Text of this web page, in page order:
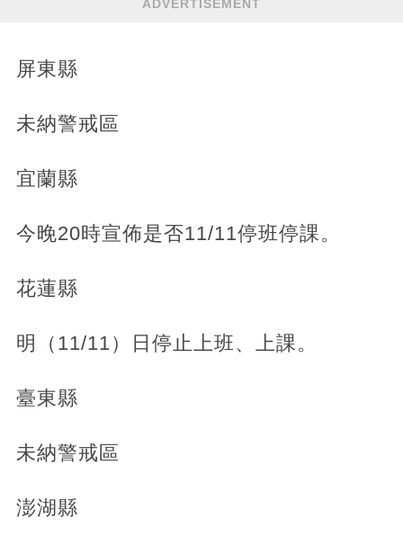
ADVERTISEMENT
屏東縣
未納警戒區
宜蘭縣
今晚20時宣佈是否11/11停班停課。
花蓮縣
明（11/11）日停止上班、上課。
臺東縣
未納警戒區
澎湖縣